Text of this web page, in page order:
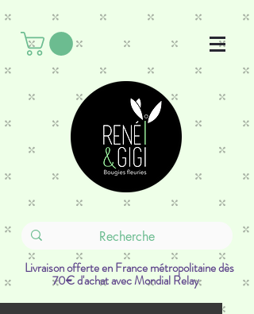
Livraison offerte en France métropolitaine dès
70€ d'achat avec Mondial Relay